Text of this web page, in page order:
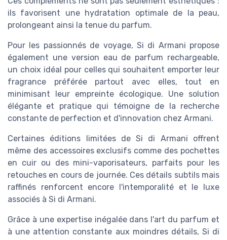
ils favorisent une hydratation optimale de la peau,
prolongeant ainsi la tenue du parfum.
Pour les passionnés de voyage, Si di Armani propose
également une version eau de parfum rechargeable,
un choix idéal pour celles qui souhaitent emporter leur
fragrance préférée partout avec elles, tout en
minimisant leur empreinte écologique. Une solution
élégante et pratique qui témoigne de la recherche
constante de perfection et d'innovation chez Armani.
Certaines éditions limitées de Si di Armani offrent
même des accessoires exclusifs comme des pochettes
en cuir ou des mini-vaporisateurs, parfaits pour les
retouches en cours de journée. Ces détails subtils mais
raffinés renforcent encore l'intemporalité et le luxe
associés à Si di Armani.
Grâce à une expertise inégalée dans l'art du parfum et
à une attention constante aux moindres détails, Si di